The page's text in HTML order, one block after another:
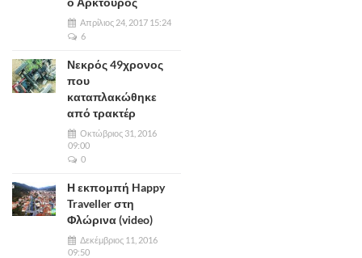
Απρίλιος 24, 2017 15:24
6
Νεκρός 49χρονος
που
καταπλακώθηκε
από τρακτέρ
Οκτώβριος 31, 2016
09:00
0
Η εκπομπή Happy
Traveller στη
Φλώρινα (video)
Δεκέμβριος 11, 2016
09:50